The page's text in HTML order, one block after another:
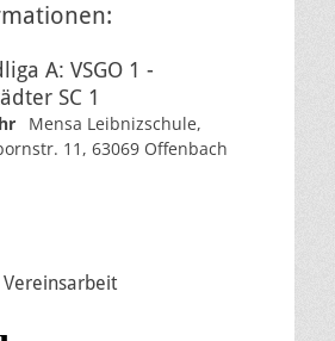
A: VSGO 1 -
SC 1
Mensa Leibnizschule,
11, 63069 Offenbach